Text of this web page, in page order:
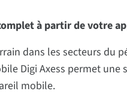
à partir de votre
dans les secteurs du
Digi Axess permet une
mobile.